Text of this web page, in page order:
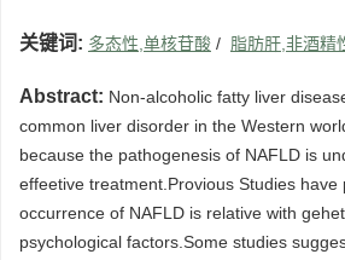
关键词: 多态性,单核苷酸 / 脂肪肝,非酒精
Abstract: Non-alcoholic fatty liver
common liver disorder in the Western
because the pathogenesis of NAFLD is
effeetive treatment.Provious Studies have
occurrence of NAFLD is relative with
psychological factors.Some studies